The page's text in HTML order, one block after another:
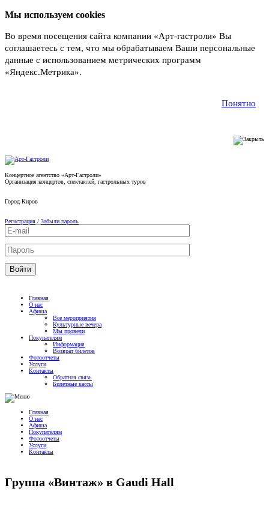
Мы используем cookies
Во время посещения сайта компании «Арт-гастроли» Вы
соглашаетесь с тем, что мы обрабатываем Ваши персональные
данные с использованием метрических программ
«Яндекс.Метрика».
Понятно
Концертное агентство «Арт-Гастроли»
Организация концертов, спектаклей, гастрольных туров
Город Киров
Регистрация / Забыли пароль
Главная
О нас
Афиша
Все мероприятия
Культурные вечера
Мы провели
Покупателям
Информация
Возврат билетов
Фотоотчеты
Услуги
Контакты
Обратная связь
Билетные кассы
Главная
О нас
Афиша
Покупателям
Фотоотчеты
Услуги
Контакты
Группа «Винтаж» в Gaudi Hall